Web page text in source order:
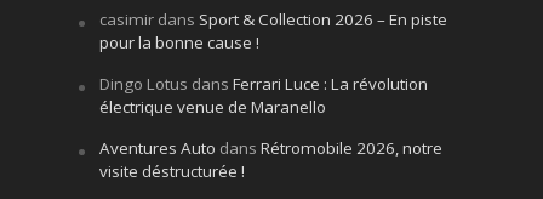
casimirdans Sport & Collection 2026 – En piste
pour la bonne cause !
Dingo Lotus dans Ferrari Luce : La révolution
électrique venue de Maranello
Aventures Auto dans Rétromobile 2026, notre
visite déstructurée !